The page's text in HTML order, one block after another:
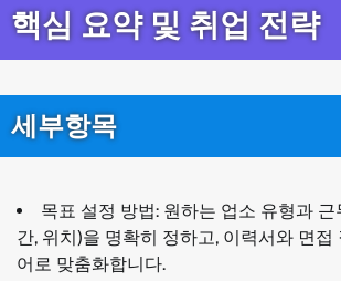
핵심 요약 및 취업 전략
세부항목
목표 설정 방법: 원하는 업소 유형과
간, 위치)을 명확히 정하고, 이력서와 면접
어로 맞춤화합니다.